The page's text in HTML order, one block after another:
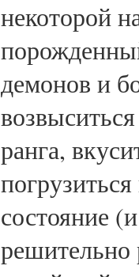
некоторой
демонов и
ранга,
состояние
решительно